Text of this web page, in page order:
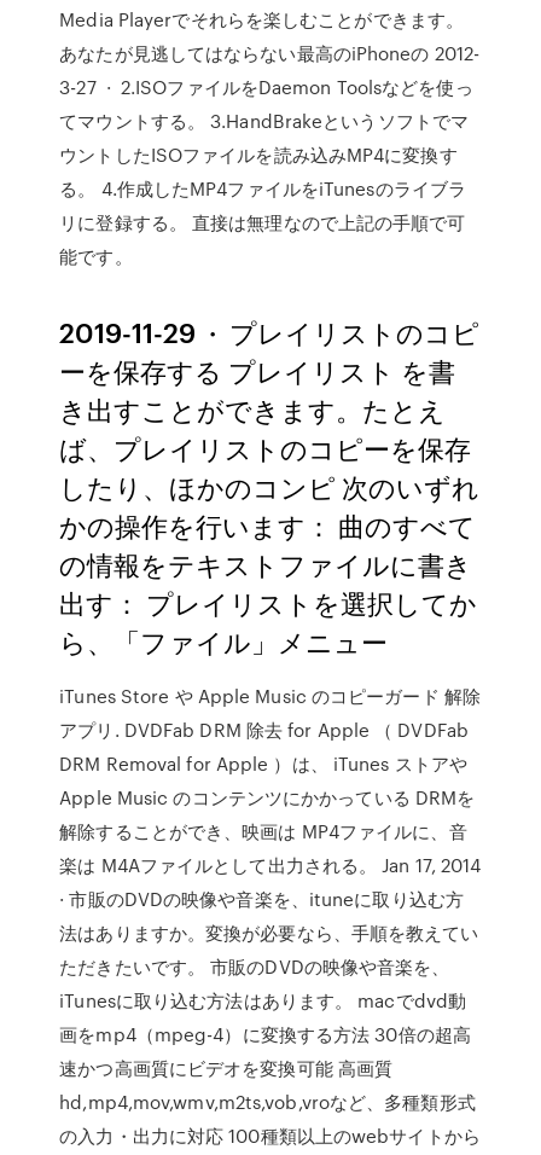
Media Playerでそれらを楽しむことができます。
あなたが見逃してはならない最高のiPhoneの 2012-
3-27 · 2.ISOファイルをDaemon Toolsなどを使っ
てマウントする。 3.HandBrakeというソフトでマ
ウントしたISOファイルを読み込みMP4に変換す
る。 4.作成したMP4ファイルをiTunesのライブラ
リに登録する。 直接は無理なので上記の手順で可
能です。
2019-11-29 · プレイリストのコピ
ーを保存する プレイリスト を書
き出すことができます。たとえ
ば、プレイリストのコピーを保存
したり、ほかのコンピ 次のいずれ
かの操作を行います： 曲のすべて
の情報をテキストファイルに書き
出す： プレイリストを選択してか
ら、「ファイル」メニュー
iTunes Store や Apple Music のコピーガード 解除
アプリ. DVDFab DRM 除去 for Apple （ DVDFab
DRM Removal for Apple ）は、 iTunes ストアや
Apple Music のコンテンツにかかっている DRMを
解除することができ、映画は MP4ファイルに、音
楽は M4Aファイルとして出力される。 Jan 17, 2014
· 市販のDVDの映像や音楽を、ituneに取り込む方
法はありますか。変換が必要なら、手順を教えてい
ただきたいです。 市販のDVDの映像や音楽を、
iTunesに取り込む方法はあります。 macでdvd動
画をmp4（mpeg-4）に変換する方法 30倍の超高
速かつ高画質にビデオを変換可能 高画質
hd,mp4,mov,wmv,m2ts,vob,vroなど、多種類形式
の入力・出力に対応 100種類以上のwebサイトから